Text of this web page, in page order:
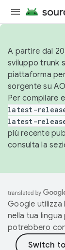
A partire dal
sviluppo trunk
piattaforma
sorgente su
Per compilare
latest-
latest-
più recente
consulta la
Google
nella tua
potrebbero